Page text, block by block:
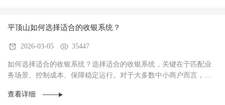
平顶山如何选择适合的收银系统？
2026-03-05 35447
如何选择适合的收银系统？选择适合的收银系统，关键在于‌匹配业
务场景、控制成本、保障稳定运行‌。对于大多数中小商户而言，优
查看详细